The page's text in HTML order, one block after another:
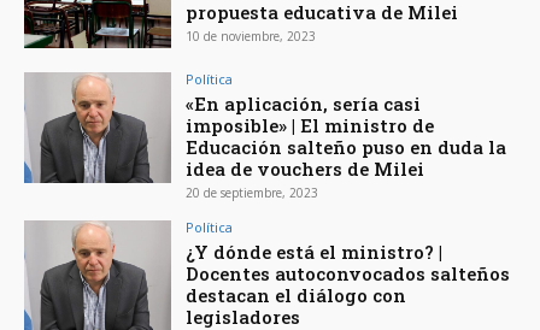
propuesta educativa de Milei
10 de noviembre, 2023
Política
«En aplicación, sería casi
imposible» | El ministro de
Educación salteño puso en duda la
idea de vouchers de Milei
20 de septiembre, 2023
Política
¿Y dónde está el ministro? |
Docentes autoconvocados salteños
destacan el diálogo con
legisladores